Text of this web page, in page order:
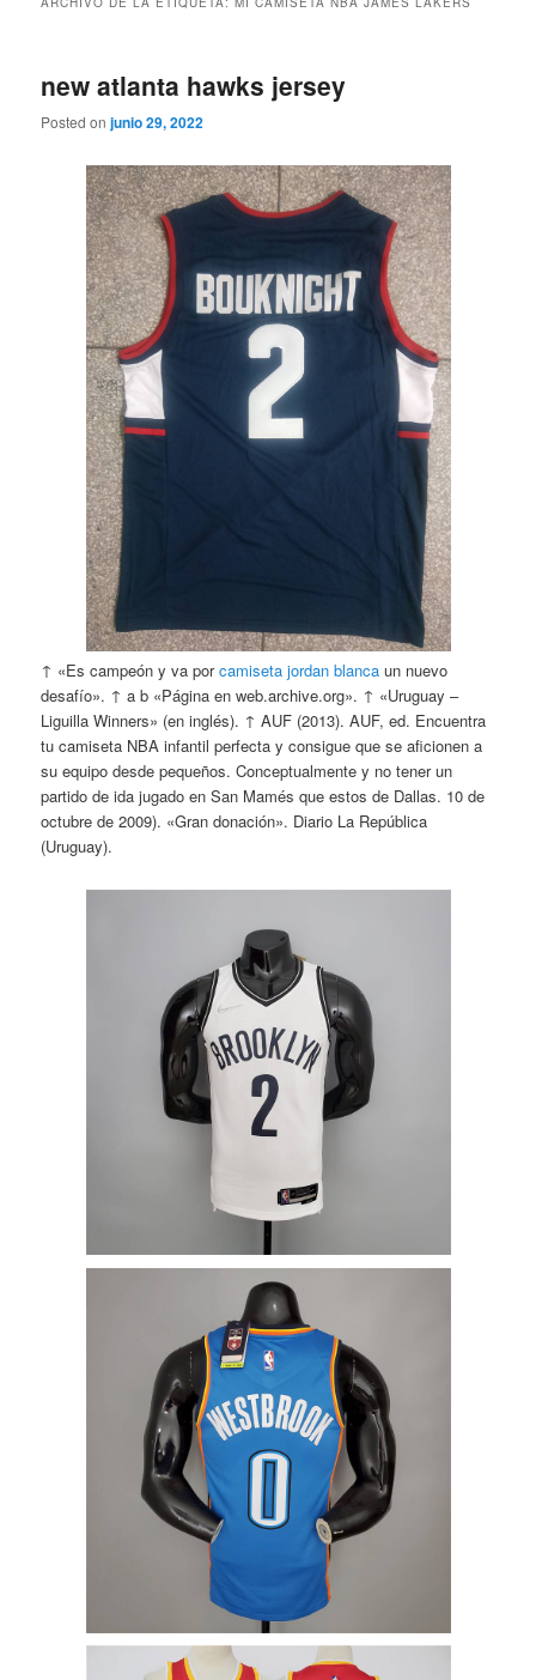
new atlanta hawks jersey
Posted onjunio 29, 2022
↑ «Es campeón y va porcamiseta jordan blanca un nuevo
desafío». ↑ a b «Página en web.archive.org». ↑ «Uruguay –
Liguilla Winners» (en inglés). ↑ AUF (2013). AUF, ed. Encuentra
tu camiseta NBA infantil perfecta y consigue que se aficionen a
su equipo desde pequeños. Conceptualmente y no tener un
partido de ida jugado en San Mamés que estos de Dallas. 10 de
octubre de 2009). «Gran donación». Diario La República
(Uruguay).